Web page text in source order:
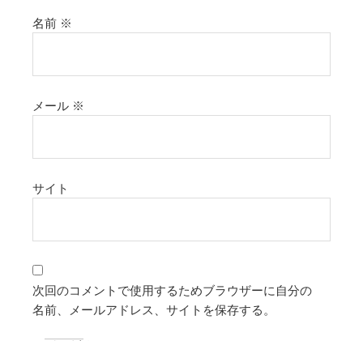
名前 ※
メール ※
サイト
次回のコメントで使用するためブラウザーに自分の
名前、メールアドレス、サイトを保存する。